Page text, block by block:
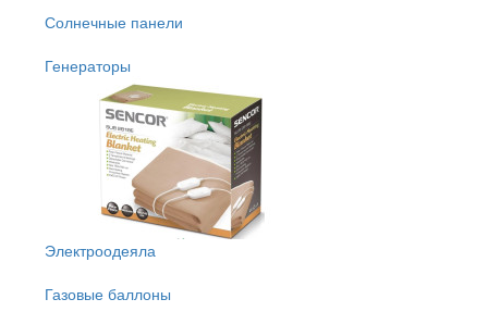
Солнечные панели
Генераторы
Электроодеяла
Газовые баллоны